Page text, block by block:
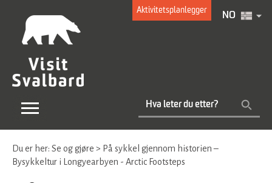
Aktivitetsplanlegger
NO
Du er her: Se og gjøre > På sykkel gjennom historien –
Bysykkeltur i Longyearbyen - Arctic Footsteps